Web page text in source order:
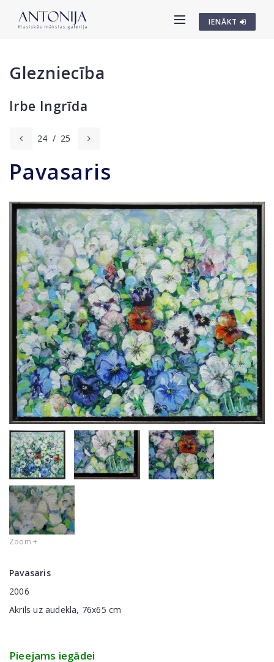
IENĀKT
Glezniecība
Irbe Ingrīda
24 / 25
Pavasaris
Zoom +
Pavasaris
2006
Akrils uz audekla, 76x65 cm
Pieejams iegādei